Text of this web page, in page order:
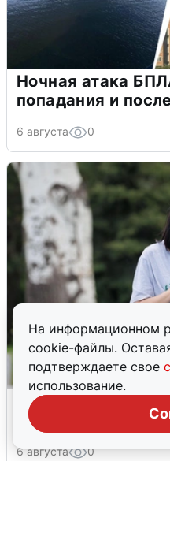
На информационном
cookie-файлы.
подтверждаете свое
использование.
Ночная атака
попадания и
6 августа 0
Волгоградцы
мобильного
6 августа 0